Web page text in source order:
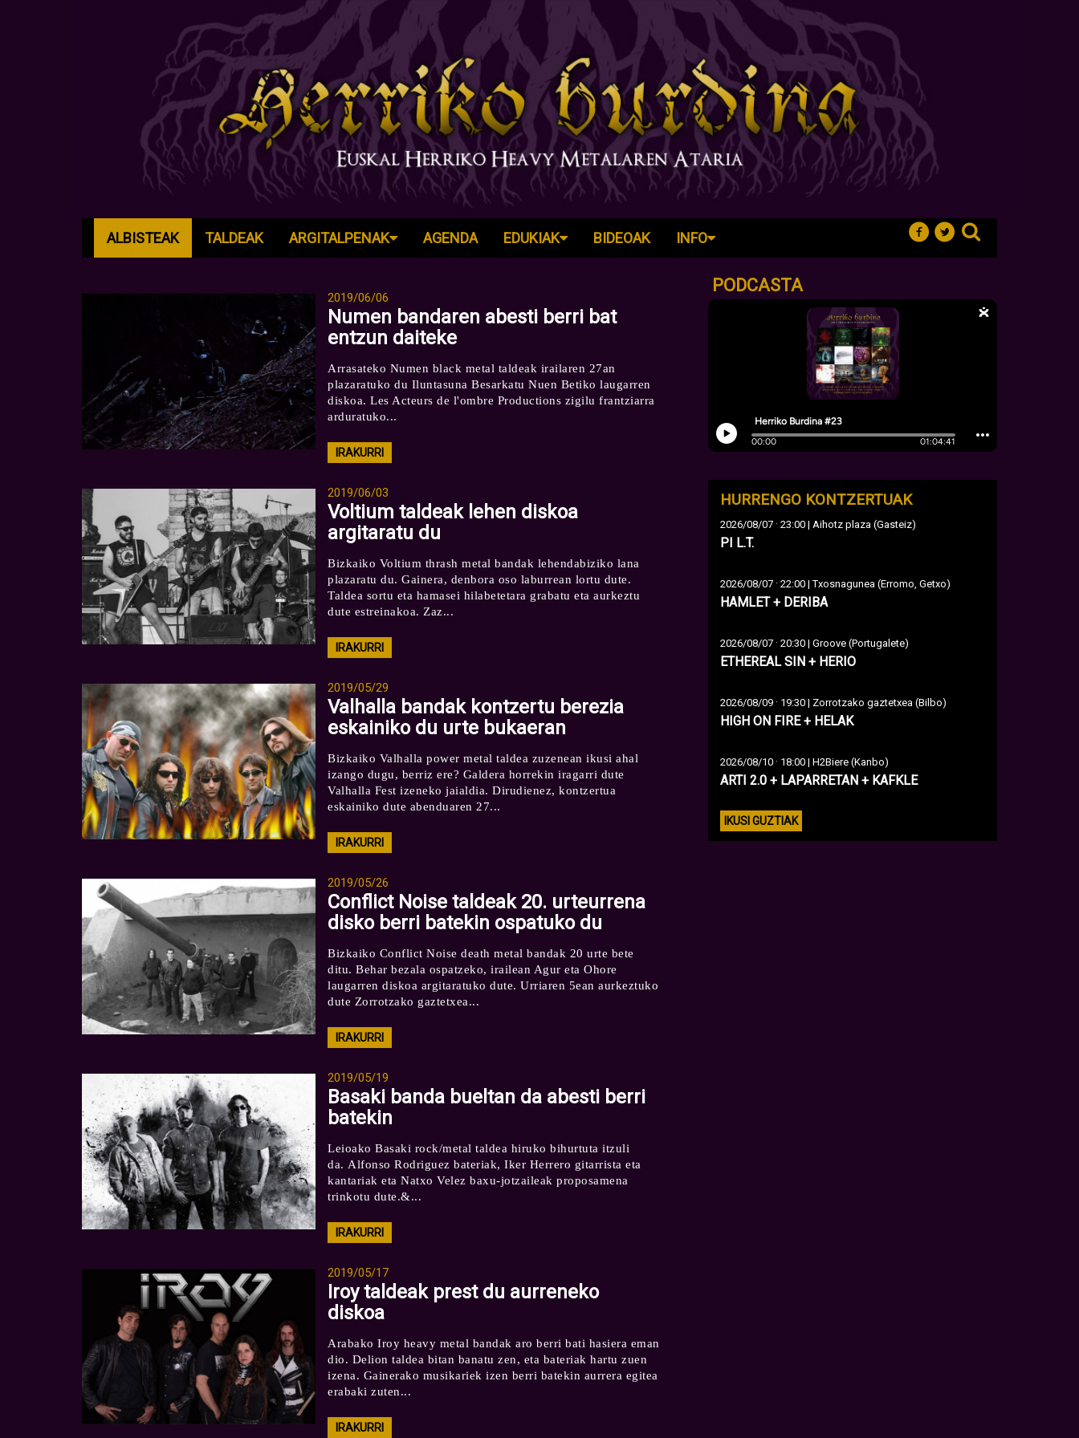
ALBISTEAK TALDEAK ARGITALPENAK AGENDA EDUKIAK BIDEOAK INFO
2019/06/06
Numen bandaren abesti berri bat
entzun daiteke
Arrasateko Numen black metal taldeak irailaren 27an
plazaratuko du Iluntasuna Besarkatu Nuen Betiko laugarren
diskoa. Les Acteurs de l'ombre Productions zigilu frantziarra
arduratuko...
IRAKURRI
2019/06/03
Voltium taldeak lehen diskoa
argitaratu du
Bizkaiko Voltium thrash metal bandak lehendabiziko lana
plazaratu du. Gainera, denbora oso laburrean lortu dute.
Taldea sortu eta hamasei hilabetetara grabatu eta aurkeztu
dute estreinakoa. Zaz...
IRAKURRI
2019/05/29
Valhalla bandak kontzertu berezia
eskainiko du urte bukaeran
Bizkaiko Valhalla power metal taldea zuzenean ikusi ahal
izango dugu, berriz ere? Galdera horrekin iragarri dute
Valhalla Fest izeneko jaialdia. Dirudienez, kontzertua
eskainiko dute abenduaren 27...
IRAKURRI
2019/05/26
Conflict Noise taldeak 20. urteurrena
disko berri batekin ospatuko du
Bizkaiko Conflict Noise death metal bandak 20 urte bete
ditu. Behar bezala ospatzeko, irailean Agur eta Ohore
laugarren diskoa argitaratuko dute. Urriaren 5ean aurkeztuko
dute Zorrotzako gaztetxea...
IRAKURRI
2019/05/19
Basaki banda bueltan da abesti berri
batekin
Leioako Basaki rock/metal taldea hiruko bihurtuta itzuli
da. Alfonso Rodriguez bateriak, Iker Herrero gitarrista eta
kantariak eta Natxo Velez baxu-jotzaileak proposamena
trinkotu dute.&...
IRAKURRI
2019/05/17
Iroy taldeak prest du aurreneko
diskoa
Arabako Iroy heavy metal bandak aro berri bati hasiera eman
dio. Delion taldea bitan banatu zen, eta bateriak hartu zuen
izena. Gainerako musikariek izen berri batekin aurrera egitea
erabaki zuten...
IRAKURRI
PODCASTA
HURRENGO KONTZERTUAK
2026/08/07 · 23:00 | Aihotz plaza (Gasteiz)
PI L.T.
2026/08/07 · 22:00 | Txosnagunea (Erromo, Getxo)
HAMLET + DERIBA
2026/08/07 · 20:30 | Groove (Portugalete)
ETHEREAL SIN + HERIO
2026/08/09 · 19:30 | Zorrotzako gaztetxea (Bilbo)
HIGH ON FIRE + HELAK
2026/08/10 · 18:00 | H2Biere (Kanbo)
ARTI 2.0 + LAPARRETAN + KAFKLE
IKUSI GUZTIAK